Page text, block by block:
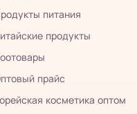
питания
продукты
прайс
косметика оптом